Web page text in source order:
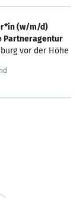
(w/m/d)
Partneragentur
vor der Höhe